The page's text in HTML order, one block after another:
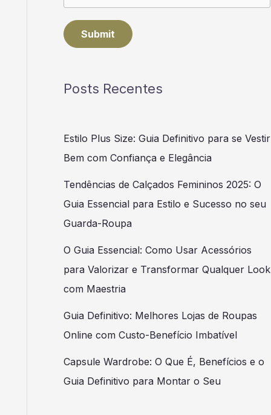
Submit
Posts Recentes
Estilo Plus Size: Guia Definitivo para se Vestir
Bem com Confiança e Elegância
Tendências de Calçados Femininos 2025: O
Guia Essencial para Estilo e Sucesso no seu
Guarda-Roupa
O Guia Essencial: Como Usar Acessórios
para Valorizar e Transformar Qualquer Look
com Maestria
Guia Definitivo: Melhores Lojas de Roupas
Online com Custo-Benefício Imbatível
Capsule Wardrobe: O Que É, Benefícios e o
Guia Definitivo para Montar o Seu